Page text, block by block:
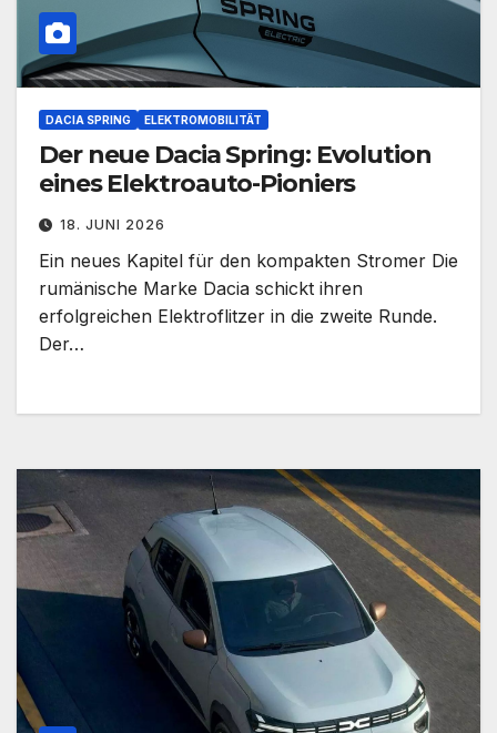
DACIA SPRING ELEKTROMOBILITÄT
Der neue Dacia Spring: Evolution
eines Elektroauto-Pioniers
18. JUNI 2026
Ein neues Kapitel für den kompakten Stromer Die
rumänische Marke Dacia schickt ihren
erfolgreichen Elektroflitzer in die zweite Runde.
Der…